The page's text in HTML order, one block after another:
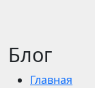
Блог
Главная